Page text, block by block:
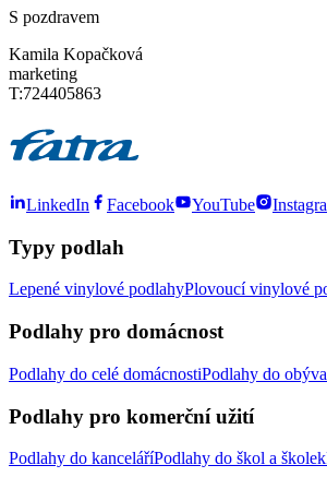
S pozdravem
Kamila Kopačková
marketing
T:724405863
LinkedIn Facebook YouTube
Typy podlah
Lepené vinylové podlahyPlovoucí vinylové
Podlahy pro domácnost
Podlahy do celé domácnostiPodlahy do
Podlahy pro komerční užití
Podlahy do kanceláříPodlahy do škol a školek